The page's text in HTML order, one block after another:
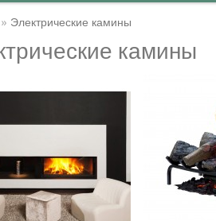
» Электрические камины
камины